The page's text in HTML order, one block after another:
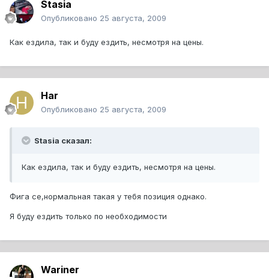
Stasia
Опубликовано 25 августа, 2009
Как ездила, так и буду ездить, несмотря на цены.
Har
Опубликовано 25 августа, 2009
Stasia сказал:
Как ездила, так и буду ездить, несмотря на цены.
Фига се,нормальная такая у тебя позиция однако.
Я буду ездить только по необходимости
Wariner